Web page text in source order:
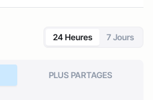
24 Heures 7 Jours
PLUS PARTAGES